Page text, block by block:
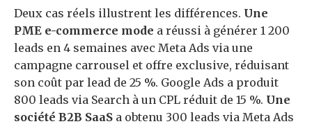
Deux cas réels illustrent les différences. Une
PME e-commerce mode a réussi à générer 1 200
leads en 4 semaines avec Meta Ads via une
campagne carrousel et offre exclusive, réduisant
son coût par lead de 25 %. Google Ads a produit
800 leads via Search à un CPL réduit de 15 %. Une
société B2B SaaS a obtenu 300 leads via Meta Ads